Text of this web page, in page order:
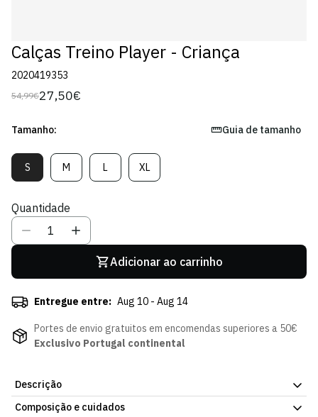
Calças Treino Player - Criança
2020419353
Preço
54,99€
Preço
venda
27,50€
Tamanho: Guia de tamanho
SVariante
Esgotada
Indisponível
MVariante
Esgotada
Indisponível
LVariante
Esgotada
XLVariante
Esgotada
Quantidade
Adicionar ao carrinho
Entregue entre: Aug 10 - Aug 14
Portes de envio gratuitos em encomendas superiores a 50€
Exclusivo Portugal continental
Descrição
Calças Treino Player - Criança, para treino ou para uso diário.
Composição e cuidados